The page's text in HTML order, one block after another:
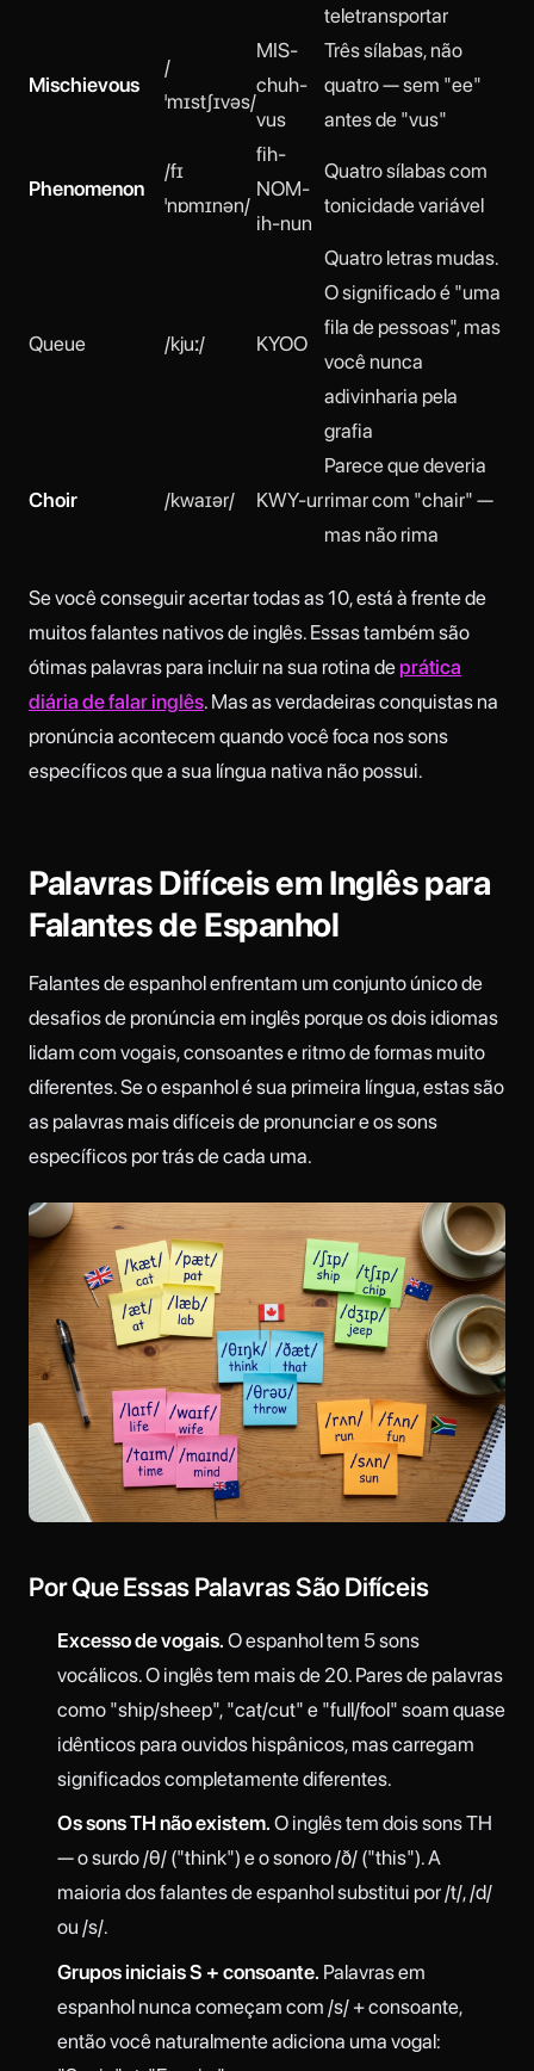
teletransportar
Mischievous
/
ˈmɪstʃɪvəs/
MIS-
chuh-
vus
Três sílabas, não
quatro — sem "ee"
antes de "vus"
Phenomenon
/fɪ
ˈnɒmɪnən/
fih-
NOM-
ih-nun
Quatro sílabas com
tonicidade variável
Queue /kjuː/ KYOO
Quatro letras mudas.
O significado é "uma
fila de pessoas", mas
você nunca
adivinharia pela
grafia
Choir /kwaɪər/ KWY-ur
Parece que deveria
rimar com "chair" —
mas não rima
Se você conseguir acertar todas as 10, está à frente de
muitos falantes nativos de inglês. Essas também são
ótimas palavras para incluir na sua rotina deprática
diária de falar inglês. Mas as verdadeiras conquistas na
pronúncia acontecem quando você foca nos sons
específicos que a sua língua nativa não possui.
Palavras Difíceis em Inglês para
Falantes de Espanhol
Falantes de espanhol enfrentam um conjunto único de
desafios de pronúncia em inglês porque os dois idiomas
lidam com vogais, consoantes e ritmo de formas muito
diferentes. Se o espanhol é sua primeira língua, estas são
as palavras mais difíceis de pronunciar e os sons
específicos por trás de cada uma.
Por Que Essas Palavras São Difíceis
Excesso de vogais. O espanhol tem 5 sons
vocálicos. O inglês tem mais de 20. Pares de palavras
como "ship/sheep", "cat/cut" e "full/fool" soam quase
idênticos para ouvidos hispânicos, mas carregam
significados completamente diferentes.
Os sons TH não existem. O inglês tem dois sons TH
— o surdo /θ/ ("think") e o sonoro /ð/ ("this"). A
maioria dos falantes de espanhol substitui por /t/, /d/
ou /s/.
Grupos iniciais S + consoante. Palavras em
espanhol nunca começam com /s/ + consoante,
então você naturalmente adiciona uma vogal: